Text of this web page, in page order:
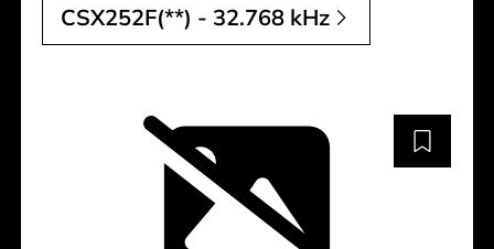
CSX252F(**) - 32.768 kHz